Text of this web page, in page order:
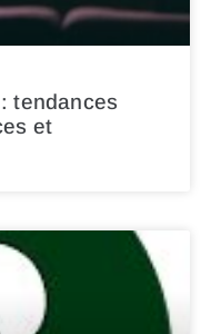
tendances
et